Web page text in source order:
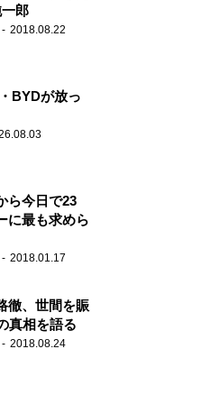
郎
2018.08.22
BYDが放っ
ら今日で23
最も求めら
2018.01.17
徹、世間を賑
真相を語る
2018.08.24